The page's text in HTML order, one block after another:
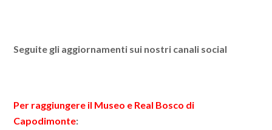
Seguite gli aggiornamenti sui nostri canali social
Per raggiungere il Museo e Real Bosco di
Capodimonte: